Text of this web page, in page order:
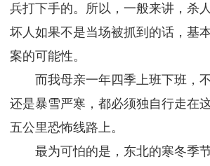
兵打下手的。所以，一般来讲，杀
坏人如果不是当场被抓到的话，基
案的可能性。
而我母亲一年四季上班下班，
还是暴雪严寒，都必须独自行走在
五公里恐怖线路上。
最为可怕的是，东北的寒冬季